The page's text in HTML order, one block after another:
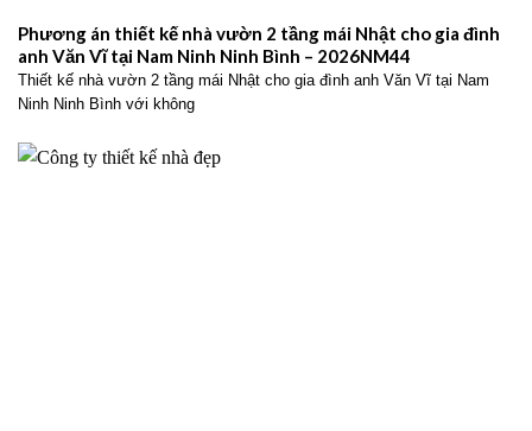
Phương án thiết kế nhà vườn 2 tầng mái Nhật cho gia đình
anh Văn Vĩ tại Nam Ninh Ninh Bình – 2026NM44
Thiết kế nhà vườn 2 tầng mái Nhật cho gia đình anh Văn Vĩ tại Nam
Ninh Ninh Bình với không